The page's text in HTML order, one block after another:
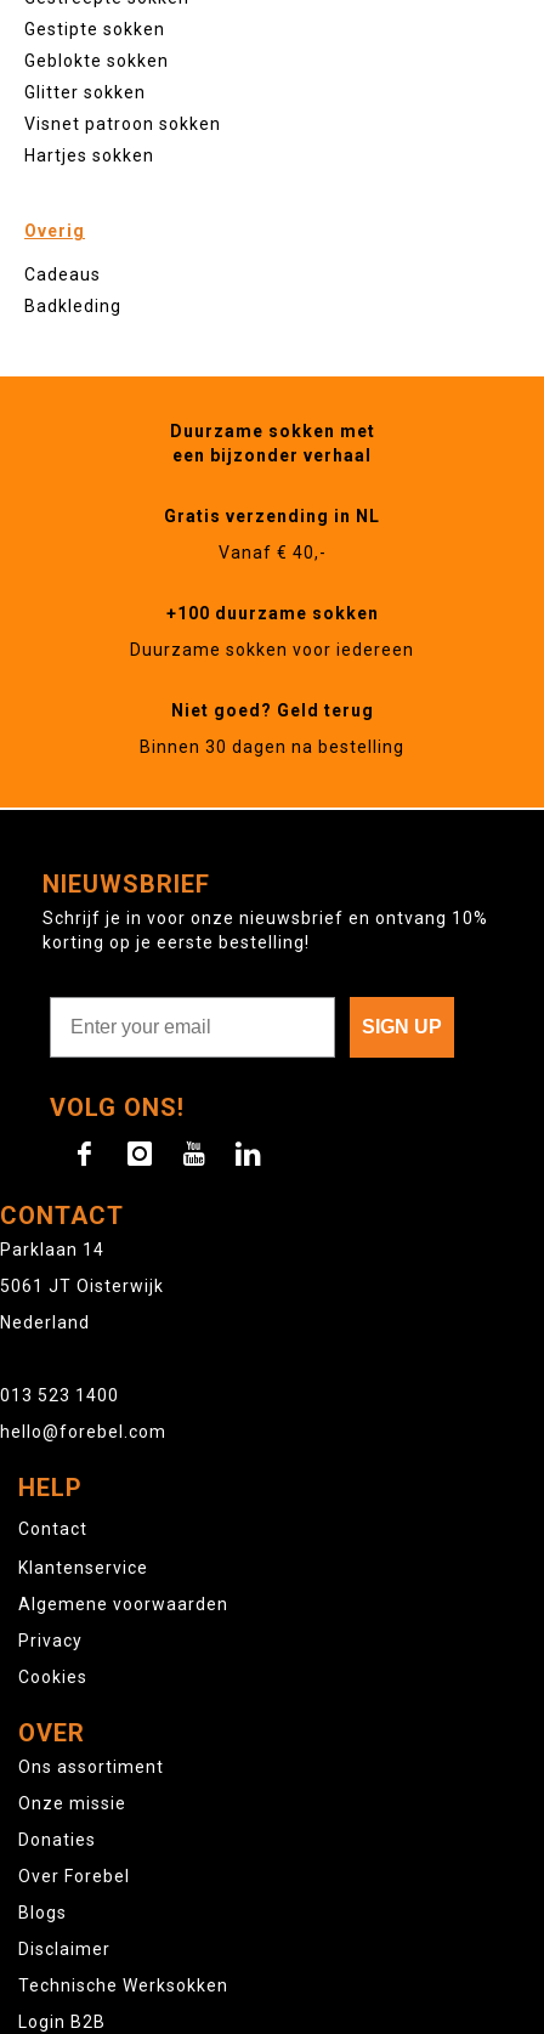
Gestipte sokken
Geblokte sokken
Glitter sokken
Visnet patroon sokken
Hartjes sokken
Overig
Cadeaus
Badkleding
Duurzame sokken met
een bijzonder verhaal
Gratis verzending in NL
Vanaf € 40,-
+100 duurzame sokken
Duurzame sokken voor iedereen
Niet goed? Geld terug
Binnen 30 dagen na bestelling
NIEUWSBRIEF
Schrijf je in voor onze nieuwsbrief en ontvang 10%
korting op je eerste bestelling!
SIGN UP
VOLG ONS!
CONTACT
Parklaan 14
5061 JT Oisterwijk
Nederland
013 523 1400
hello@forebel.com
HELP
Contact
Klantenservice
Algemene voorwaarden
Privacy
Cookies
OVER
Ons assortiment
Onze missie
Donaties
Over Forebel
Blogs
Disclaimer
Technische Werksokken
Login B2B